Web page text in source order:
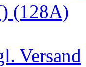
(128A)
Versand